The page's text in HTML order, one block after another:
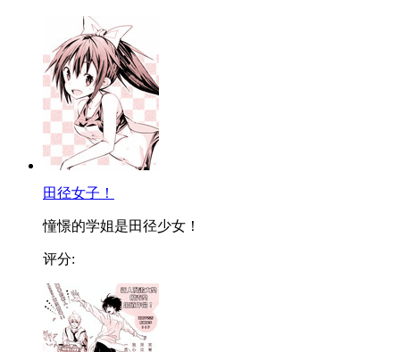
田径女子！
憧憬的学姐是田径少女！
评分: